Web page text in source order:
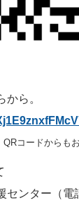
ら。
QRコードからも
ンター（電